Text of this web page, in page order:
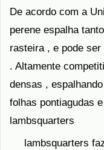
De acordo com a
perene espalha
rasteira , e pode
. Altamente
densas ,
folhas pontiagudas
lambsquarters
lambsquarters